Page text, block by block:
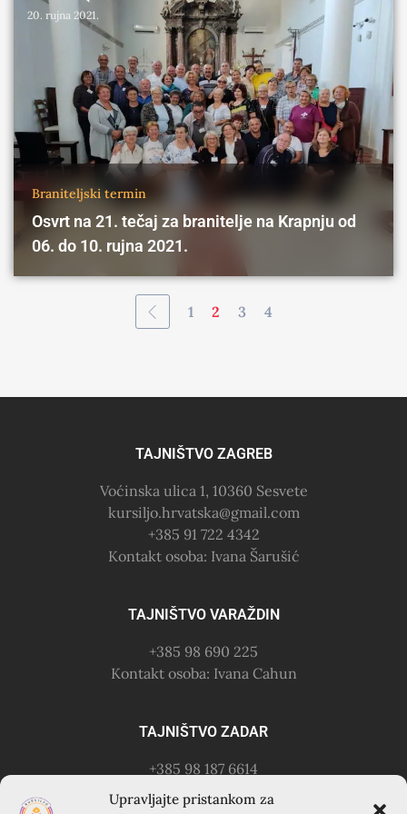
Upravljajte pristankom za
20. rujna 2021.
Braniteljski termin
Osvrt na 21. tečaj za branitelje na Krapnju od
06. do 10. rujna 2021.
1 2 3 4
TAJNIŠTVO ZAGREB
Voćinska ulica 1, 10360 Sesvete
kursiljo.hrvatska@gmail.com
+385 91 722 4342
Kontakt osoba: Ivana Šarušić
TAJNIŠTVO VARAŽDIN
+385 98 690 225
Kontakt osoba: Ivana Cahun
TAJNIŠTVO ZADAR
+385 98 187 6614
Kontakt osoba: Ružica Anušić